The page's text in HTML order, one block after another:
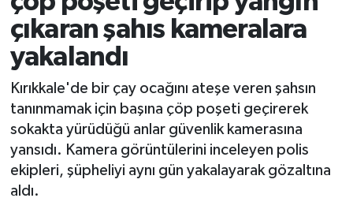
çıkaran şahıs kameralara
yakalandı
Kırıkkale'de bir çay ocağını ateşe veren şahsın
tanınmamak için başına çöp poşeti geçirerek
sokakta yürüdüğü anlar güvenlik kamerasına
yansıdı. Kamera görüntülerini inceleyen polis
ekipleri, şüpheliyi aynı gün yakalayarak gözaltına
aldı.
Ekonomi
Sağlık
Tokat Haber